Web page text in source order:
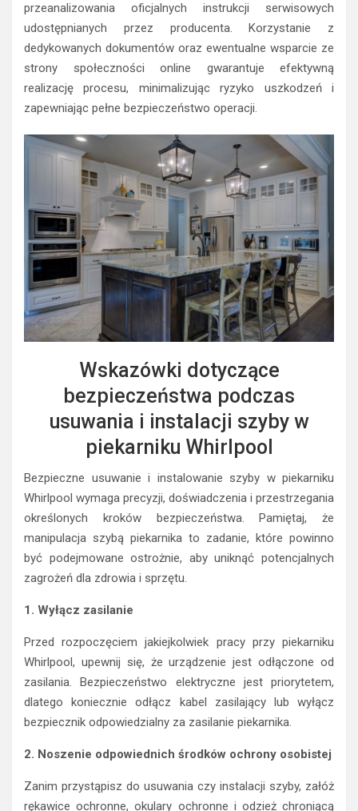
przeanalizowania oficjalnych instrukcji serwisowych
udostępnianych przez producenta. Korzystanie z
dedykowanych dokumentów oraz ewentualne wsparcie ze
strony społeczności online gwarantuje efektywną
realizację procesu, minimalizując ryzyko uszkodzeń i
zapewniając pełne bezpieczeństwo operacji.
Wskazówki dotyczące
bezpieczeństwa podczas
usuwania i instalacji szyby w
piekarniku Whirlpool
Bezpieczne usuwanie i instalowanie szyby w piekarniku
Whirlpool wymaga precyzji, doświadczenia i przestrzegania
określonych kroków bezpieczeństwa. Pamiętaj, że
manipulacja szybą piekarnika to zadanie, które powinno
być podejmowane ostrożnie, aby uniknąć potencjalnych
zagrożeń dla zdrowia i sprzętu.
1. Wyłącz zasilanie
Przed rozpoczęciem jakiejkolwiek pracy przy piekarniku
Whirlpool, upewnij się, że urządzenie jest odłączone od
zasilania. Bezpieczeństwo elektryczne jest priorytetem,
dlatego koniecznie odłącz kabel zasilający lub wyłącz
bezpiecznik odpowiedzialny za zasilanie piekarnika.
2. Noszenie odpowiednich środków ochrony osobistej
Zanim przystąpisz do usuwania czy instalacji szyby, załóż
rękawice ochronne, okulary ochronne i odzież chroniącą